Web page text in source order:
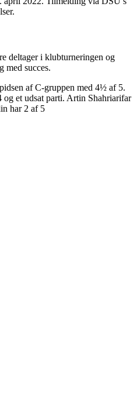
deltager i klubturneringen og
med succes.
af C-gruppen med 4½ af 5.
et udsat parti. Artin Shahriarifar
har 2 af 5